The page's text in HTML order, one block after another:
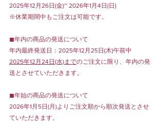
2025年12月26日(金)~ 2026年1月4日(日)
※休業期間中もご注文は可能です。
◼︎年内の商品の発送について
年内最終発送日：2025年12月25日(木)午前中
2025年12月24日(水)までのご注文に限り、年内の発
送とさせていただきます。
◼︎年始の商品の発送について
2026年1月5日(月)よりご注文順から順次発送とさせ
ていただきます。